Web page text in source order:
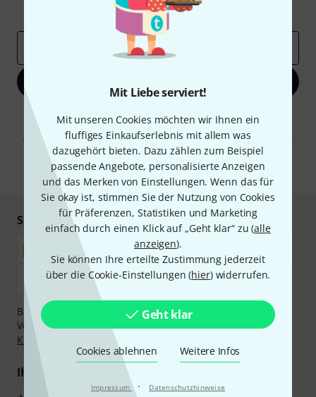
Mit Liebe serviert!
Mit unseren Cookies möchten wir Ihnen ein
fluffiges Einkaufserlebnis mit allem was
dazugehört bieten. Dazu zählen zum Beispiel
passende Angebote, personalisierte Anzeigen
und das Merken von Einstellungen. Wenn das für
Sie okay ist, stimmen Sie der Nutzung von Cookies
für Präferenzen, Statistiken und Marketing
einfach durch einen Klick auf „Geht klar“ zu (alle
anzeigen).
Sie können Ihre erteilte Zustimmung jederzeit
über die Cookie-Einstellungen (hier) widerrufen.
Geht klar
Cookies ablehnen Weitere Infos
Impressum · Datenschutzhinweise
Inspirierende Beiträge
Deals
Mit Klick auf „Jetzt anmelden“ stimmen Sie dem Erhalt von E-Mail-
Werbung und einer Messung des E-Mail-Nutzungsverhaltens zu. Die
Abmeldung ist jederzeit möglich. Weitere Informationen finden Sie in
unserenDatenschutzhinweisen.
* Pflichtfeld
Sicher einkaufen & bezahlen
Bezahlen Sie vertraulich und sicher per Nachnahme,
Vorkasse, PayPal, Amazon Pay,Klarna Sofort bezahlen,
Klarna Ratenzahlungoder Kreditkarte.
Ihre Vorteile